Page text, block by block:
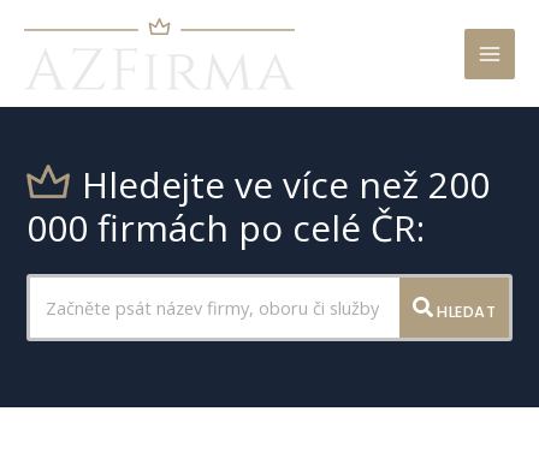
Hledejte ve více než 200
000 firmách po celé ČR:
HLEDAT